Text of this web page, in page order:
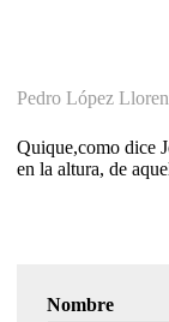
Pedro López
Quique,como dice
en la altura, de
Nombre